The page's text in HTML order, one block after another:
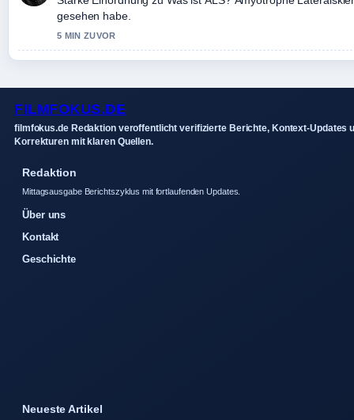
gesehen habe.
5 MIN ZUVOR
FILMFOKUS.DE
filmfokus.de Redaktion veroffentlicht verifizierte Berichte, Kontext-Updates
Korrekturen mit klaren Quellen.
Redaktion
Mittagsausgabe Berichtszyklus mit fortlaufenden Updates.
Über uns
Kontakt
Geschichte
Neueste Artikel